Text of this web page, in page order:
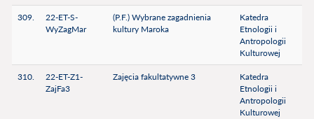
309.
22-ET-S-
WyZagMar
(P.F.) Wybrane zagadnienia
kultury Maroka
Katedra
Etnologii i
Antropologii
Kulturowej
310.
22-ET-Z1-
ZajFa3
Zajęcia fakultatywne 3
Katedra
Etnologii i
Antropologii
Kulturowej